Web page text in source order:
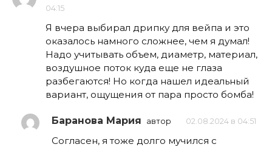
04:15
Я вчера выбирал дрипку для вейпа и это
оказалось намного сложнее, чем я думал!
Надо учитывать объем, диаметр, материал,
воздушное поток куда еще не глаза
разбегаются! Но когда нашел идеальный
вариант, ощущения от пара просто бомба!
Баранова Мария автор 02.08.2024 в 04:51
Согласен, я тоже долго мучился с